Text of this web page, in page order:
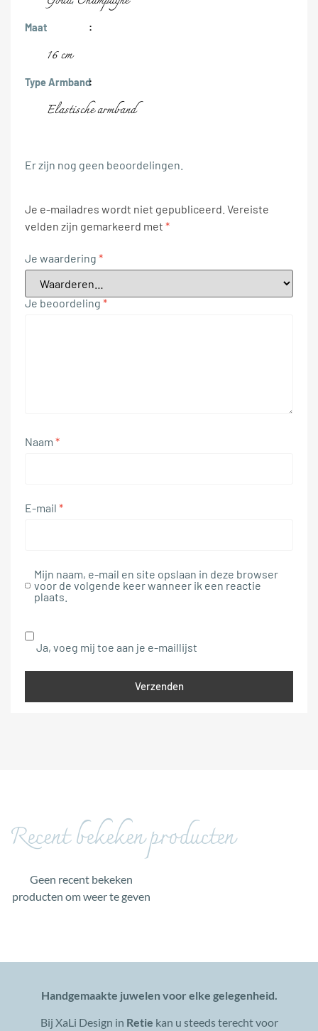
Maat
16 cm
Type Armband
Elastische armband
Er zijn nog geen beoordelingen.
Je e-mailadres wordt niet gepubliceerd. Vereiste
velden zijn gemarkeerd met *
Je waardering *
Je beoordeling *
Naam *
E-mail *
Mijn naam, e-mail en site opslaan in deze browser
voor de volgende keer wanneer ik een reactie
plaats.
Ja, voeg mij toe aan je e-maillijst
Recent bekeken producten
Geen recent bekeken
producten om weer te geven
Handgemaakte juwelen voor elke gelegenheid.
Bij XaLi Design in Retie kan u steeds terecht voor